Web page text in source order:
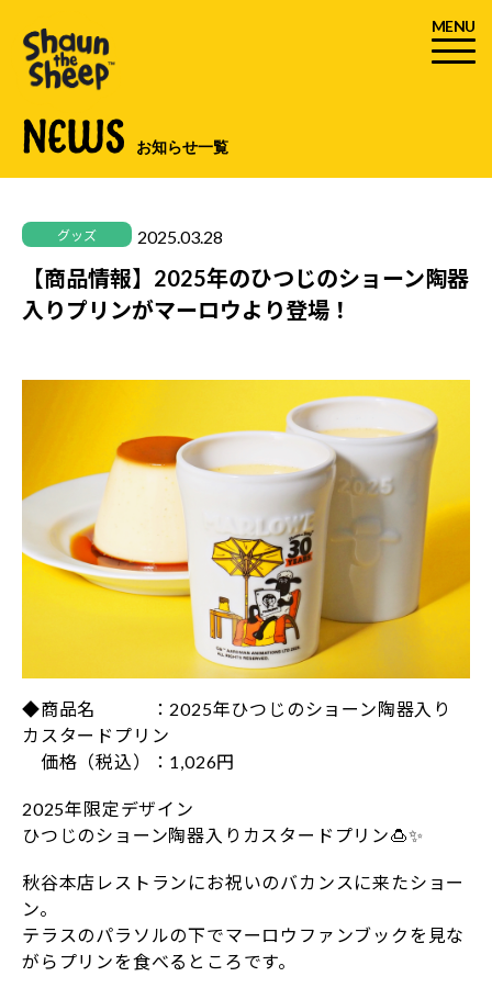
MENU
NEWS お知らせ一覧
グッズ 2025.03.28
【商品情報】2025年のひつじのショーン陶器
入りプリンがマーロウより登場！
◆商品名 ：2025年ひつじのショーン陶器入り
カスタードプリン
価格（税込）：1,026円
2025年限定デザイン
ひつじのショーン陶器入りカスタードプリン🍮✨
秋谷本店レストランにお祝いのバカンスに来たショー
ン。
テラスのパラソルの下でマーロウファンブックを見な
がらプリンを食べるところです。